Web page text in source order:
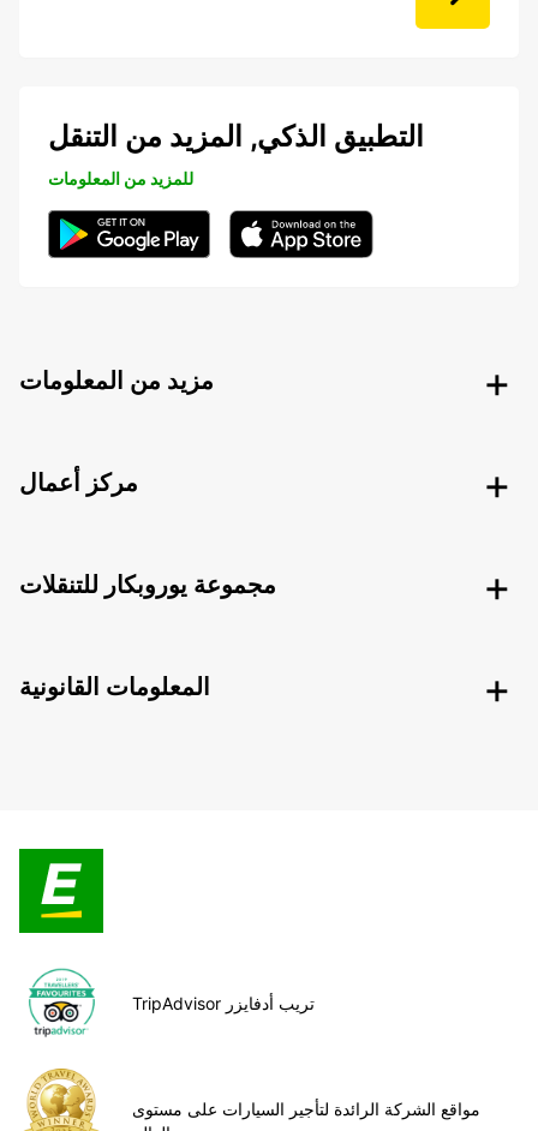
التطبيق الذكي, المزيد من التنقل
للمزيد من المعلومات
مزيد من المعلومات
مركز أعمال
مجموعة يوروبكار للتنقلات
المعلومات القانونية
TripAdvisor تريب أدفايزر
مواقع الشركة الرائدة لتأجير السيارات على مستوى